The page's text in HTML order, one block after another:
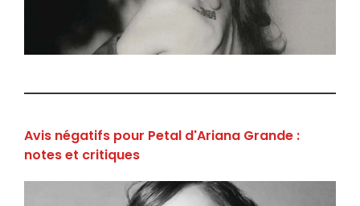
Avis négatifs pour Petal d'Ariana Grande :
notes et critiques